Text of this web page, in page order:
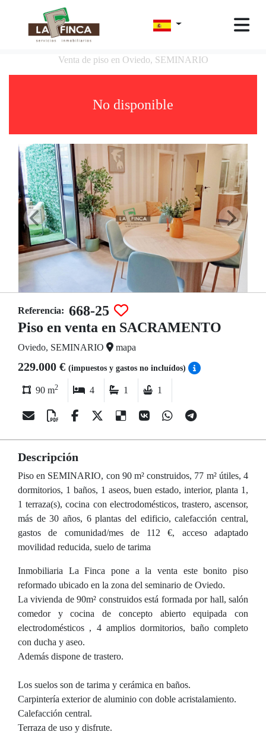
Venta de piso en Oviedo, SEMINARIO
No disponible
Referencia: 668-25
Piso en venta en SACRAMENTO
Oviedo, SEMINARIO mapa
229.000 € (impuestos y gastos no incluídos)
90 m2 4 1 1
Descripción
Piso en SEMINARIO, con 90 m² construidos, 77 m² útiles, 4
dormitorios, 1 baños, 1 aseos, buen estado, interior, planta 1,
1 terraza(s), cocina con electrodomésticos, trastero, ascensor,
más de 30 años, 6 plantas del edificio, calefacción central,
gastos de comunidad/mes de 112 €, acceso adaptado
movilidad reducida, suelo de tarima
Inmobiliaria La Finca pone a la venta este bonito piso
reformado ubicado en la zona del seminario de Oviedo.
La vivienda de 90m² construidos está formada por hall, salón
comedor y cocina de concepto abierto equipada con
electrodomésticos , 4 amplios dormitorios, baño completo
con ducha y aseo.
Además dispone de trastero.
Los suelos son de tarima y cerámica en baños.
Carpintería exterior de aluminio con doble acristalamiento.
Calefacción central.
Terraza de uso y disfrute.